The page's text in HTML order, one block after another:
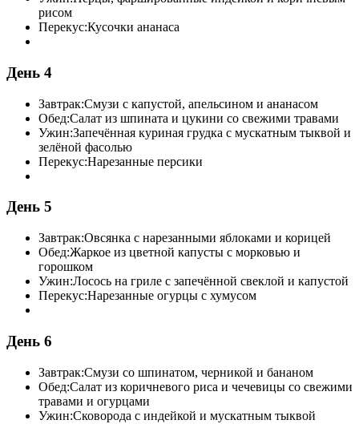
рисом
Перекус:Кусочки ананаса
День 4
Завтрак:Смузи с капустой, апельсином и ананасом
Обед:Салат из шпината и цукини со свежими травами
Ужин:Запечённая куриная грудка с мускатным тыквой и
зелёной фасолью
Перекус:Нарезанные персики
День 5
Завтрак:Овсянка с нарезанными яблоками и корицей
Обед:Жаркое из цветной капусты с морковью и
горошком
Ужин:Лосось на гриле с запечённой свеклой и капустой
Перекус:Нарезанные огурцы с хумусом
День 6
Завтрак:Смузи со шпинатом, черникой и бананом
Обед:Салат из коричневого риса и чечевицы со свежими
травами и огурцами
Ужин:Сковорода с индейкой и мускатным тыквой